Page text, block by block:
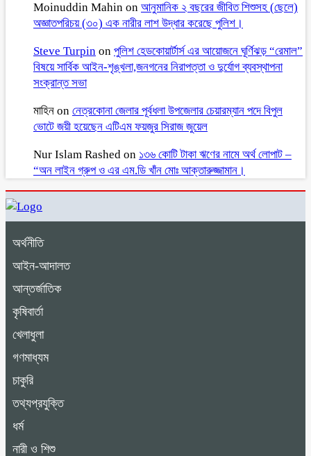
Moinuddin Mahin on আনুমানিক ২ বছরের জীবিত শিশুসহ (ছেলে)
অজ্ঞাতপরিচয় (৩০) এক নারীর লাশ উদ্ধার করেছে পুলিশ।
Steve Turpin on পুলিশ হেডকোয়ার্টার্স এর আয়োজনে ঘূর্ণিঝড় “রেমাল”
বিষয়ে সার্বিক আইন-শৃঙ্খলা,জনগনের নিরাপত্তা ও দুর্যোগ ব্যবস্থাপনা
সংক্রান্ত সভা
মাহিন on নেত্রকোনা জেলার পূর্বধলা উপজেলার চেয়ারম্যান পদে বিপুল
ভোটে জয়ী হয়েছেন এটিএম ফয়জুর সিরাজ জুয়েল
Nur Islam Rashed on ১৩৬ কোটি টাকা ঋণের নামে অর্থ লোপাট –
“অন লাইন গ্রুপ ও এর এম.ডি খাঁন মোঃ আক্তারুজ্জামান।
অর্থনীতি
আইন-আদালত
আন্তর্জাতিক
কৃষিবার্তা
খেলাধুলা
গণমাধ্যম
চাকুরি
তথ্যপ্রযুক্তি
ধর্ম
নারী ও শিশু